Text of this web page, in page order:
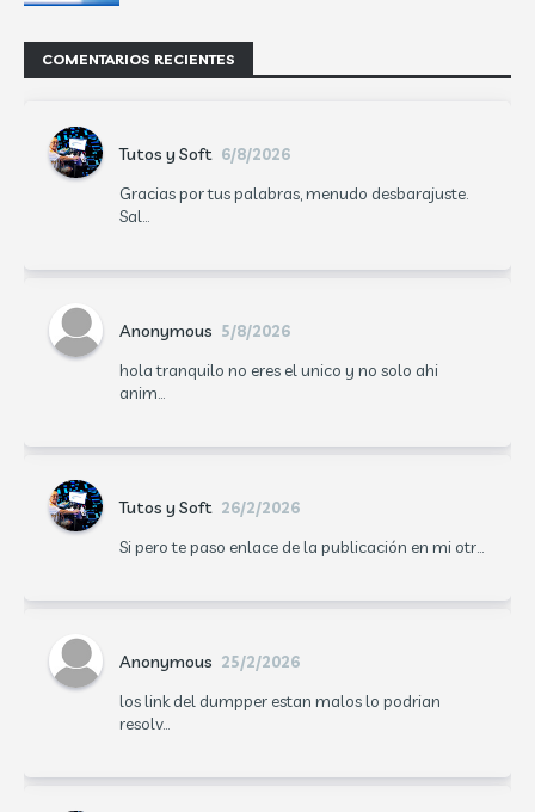
COMENTARIOS RECIENTES
Tutos y Soft 6/8/2026
Gracias por tus palabras, menudo desbarajuste.
Sal...
Anonymous 5/8/2026
hola tranquilo no eres el unico y no solo ahi
anim...
Tutos y Soft 26/2/2026
Si pero te paso enlace de la publicación en mi otr...
Anonymous 25/2/2026
los link del dumpper estan malos lo podrian
resolv...